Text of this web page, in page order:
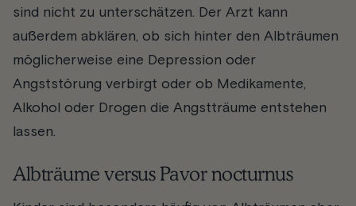
sind nicht zu unterschätzen. Der Arzt kann
außerdem abklären, ob sich hinter den Albträumen
möglicherweise eine Depression oder
Angststörung verbirgt oder ob Medikamente,
Alkohol oder Drogen die Angstträume entstehen
lassen.
Albträume versus Pavor nocturnus